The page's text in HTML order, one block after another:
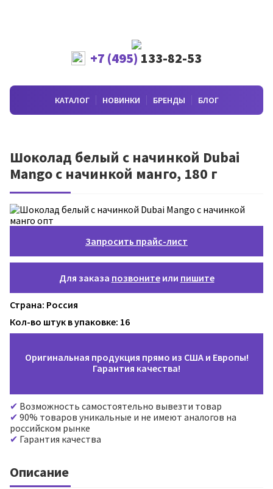
+7 (495) 133-82-53
КАТАЛОГ НОВИНКИ БРЕНДЫ БЛОГ
Шоколад белый с начинкой Dubai
Mango с начинкой манго, 180 г
Запросить прайс-лист
Для заказа позвонитеили пишите
Страна: Россия
Кол-во штук в упаковке: 16
Оригинальная продукция прямо из США и Европы!
Гарантия качества!
Возможность самостоятельно вывезти товар
90% товаров уникальные и не имеют аналогов на
российском рынке
Гарантия качества
Описание